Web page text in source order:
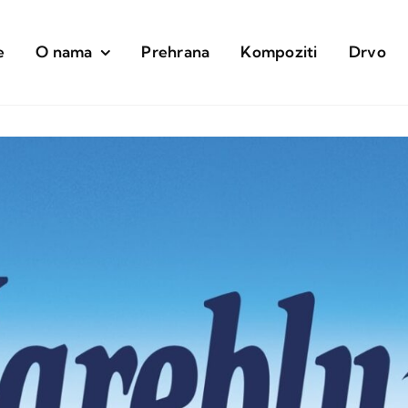
O nama Prehrana Kompoziti Drvo